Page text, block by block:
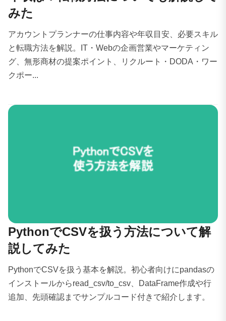
みた
アカウントプランナーの仕事内容や年収目安、必要スキル
と転職方法を解説。IT・Webの企画営業やマーケティン
グ、無形商材の提案ポイント、リクルート・DODA・ワー
クポー...
PythonでCSVを扱う方法について解
説してみた
PythonでCSVを扱う基本を解説。初心者向けにpandasの
インストールからread_csv/to_csv、DataFrame作成や行
追加、先頭確認までサンプルコード付きで紹介します。